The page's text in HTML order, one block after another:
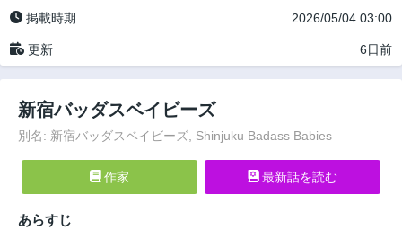
掲載時期 2026/05/04 03:00
更新 6日前
新宿バッダスベイビーズ
別名: 新宿バッダスベイビーズ, Shinjuku Badass Babies
作家 最新話を読む
あらすじ